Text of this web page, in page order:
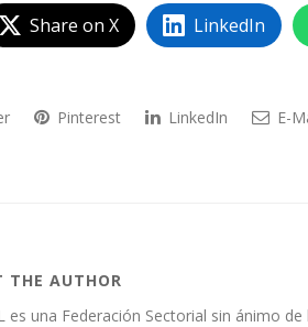
Share on X LinkedIn
Pinterest LinkedIn E-
THE AUTHOR
es una Federación Sectorial sin ánimo